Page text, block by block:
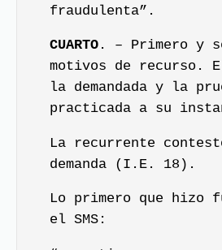
fraudulenta”.
CUARTO . – Primero y
motivos de recurso.
la demandada y la
practicada a su
La recurrente
demanda (I.E. 18).
Lo primero que hizo
el SMS: